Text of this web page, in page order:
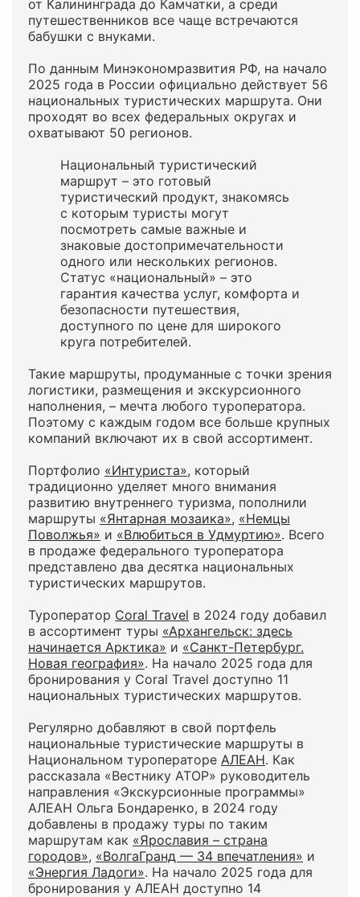
от Калининграда до Камчатки, а среди
путешественников все чаще встречаются
бабушки с внуками.
По данным Минэкономразвития РФ, на начало
2025 года в России официально действует 56
национальных туристических маршрута. Они
проходят во всех федеральных округах и
охватывают 50 регионов.
Национальный туристический
маршрут – это готовый
туристический продукт, знакомясь
с которым туристы могут
посмотреть самые важные и
знаковые достопримечательности
одного или нескольких регионов.
Статус «национальный» – это
гарантия качества услуг, комфорта и
безопасности путешествия,
доступного по цене для широкого
круга потребителей.
Такие маршруты, продуманные с точки зрения
логистики, размещения и экскурсионного
наполнения, – мечта любого туроператора.
Поэтому с каждым годом все больше крупных
компаний включают их в свой ассортимент.
Портфолио «Интуриста», который
традиционно уделяет много внимания
развитию внутреннего туризма, пополнили
маршруты «Янтарная мозаика», «Немцы
Поволжья» и «Влюбиться в Удмуртию». Всего
в продаже федерального туроператора
представлено два десятка национальных
туристических маршрутов.
Туроператор Coral Travel в 2024 году добавил
в ассортимент туры «Архангельск: здесь
начинается Арктика» и «Санкт-Петербург.
Новая география». На начало 2025 года для
бронирования у Coral Travel доступно 11
национальных туристических маршрутов.
Регулярно добавляют в свой портфель
национальные туристические маршруты в
Национальном туроператоре АЛЕАН. Как
рассказала «Вестнику АТОР» руководитель
направления «Экскурсионные программы»
АЛЕАН Ольга Бондаренко, в 2024 году
добавлены в продажу туры по таким
маршрутам как «Ярославия – страна
городов», «ВолгаГранд — 34 впечатления» и
«Энергия Ладоги». На начало 2025 года для
бронирования у АЛЕАН доступно 14